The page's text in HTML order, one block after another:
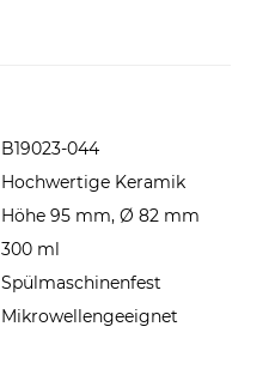
B19023-044
Hochwertige Keramik
Höhe 95 mm, Ø 82 mm
300 ml
Spülmaschinenfest
Mikrowellengeeignet